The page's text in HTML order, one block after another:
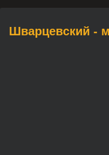
Шварцевский -